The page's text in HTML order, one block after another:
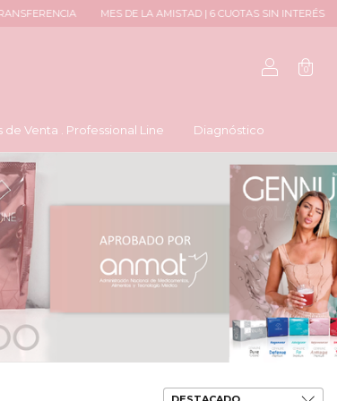
AMISTAD | 6 CUOTAS SIN INTERÉS ENVÍOS A TODO EL PAÍS
0
de Venta . Professional Line Diagnóstico